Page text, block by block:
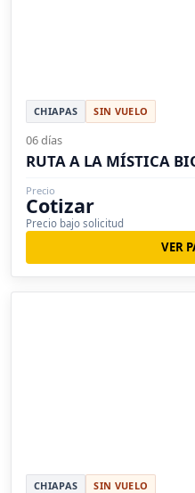
CHIAPAS SIN VUELO
06 días
RUTA A LA MÍSTICA
Precio
Cotizar
Precio bajo solicitud
VER
CHIAPAS SIN VUELO